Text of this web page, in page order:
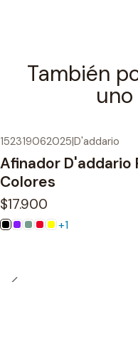
También
152319062025|D'addario
Afinador D'addario
Colores
$17.900
+1